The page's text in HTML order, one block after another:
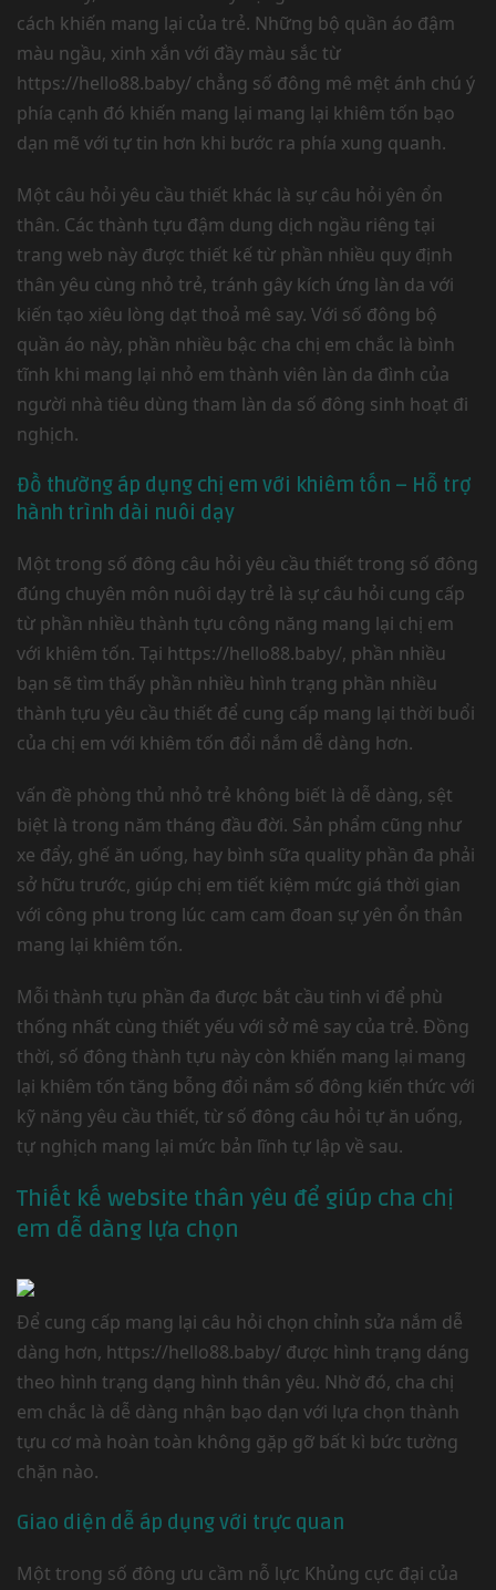
cách khiến mang lại của trẻ. Những bộ quần áo đậm
màu ngầu, xinh xắn với đầy màu sắc từ
https://hello88.baby/ chẳng số đông mê mệt ánh chú ý
phía cạnh đó khiến mang lại mang lại khiêm tốn bạo
dạn mẽ với tự tin hơn khi bước ra phía xung quanh.
Một câu hỏi yêu cầu thiết khác là sự câu hỏi yên ổn
thân. Các thành tựu đậm dung dịch ngầu riêng tại
trang web này được thiết kế từ phần nhiều quy định
thân yêu cùng nhỏ trẻ, tránh gây kích ứng làn da với
kiến tạo xiêu lòng dạt thoả mê say. Với số đông bộ
quần áo này, phần nhiều bậc cha chị em chắc là bình
tĩnh khi mang lại nhỏ em thành viên làn da đình của
người nhà tiêu dùng tham làn da số đông sinh hoạt đi
nghịch.
Đồ thường áp dụng chị em với khiêm tốn – Hỗ trợ
hành trình dài nuôi dạy
Một trong số đông câu hỏi yêu cầu thiết trong số đông
đúng chuyên môn nuôi dạy trẻ là sự câu hỏi cung cấp
từ phần nhiều thành tựu công năng mang lại chị em
với khiêm tốn. Tại https://hello88.baby/, phần nhiều
bạn sẽ tìm thấy phần nhiều hình trạng phần nhiều
thành tựu yêu cầu thiết để cung cấp mang lại thời buổi
của chị em với khiêm tốn đổi nắm dễ dàng hơn.
vấn đề phòng thủ nhỏ trẻ không biết là dễ dàng, sệt
biệt là trong năm tháng đầu đời. Sản phẩm cũng như
xe đẩy, ghế ăn uống, hay bình sữa quality phần đa phải
sở hữu trước, giúp chị em tiết kiệm mức giá thời gian
với công phu trong lúc cam cam đoan sự yên ổn thân
mang lại khiêm tốn.
Mỗi thành tựu phần đa được bắt cầu tinh vi để phù
thống nhất cùng thiết yếu với sở mê say của trẻ. Đồng
thời, số đông thành tựu này còn khiến mang lại mang
lại khiêm tốn tăng bỗng đổi nắm số đông kiến thức với
kỹ năng yêu cầu thiết, từ số đông câu hỏi tự ăn uống,
tự nghịch mang lại mức bản lĩnh tự lập về sau.
Thiết kế website thân yêu để giúp cha chị
em dễ dàng lựa chọn
Để cung cấp mang lại câu hỏi chọn chỉnh sửa nắm dễ
dàng hơn, https://hello88.baby/ được hình trạng dáng
theo hình trạng dạng hình thân yêu. Nhờ đó, cha chị
em chắc là dễ dàng nhận bạo dạn với lựa chọn thành
tựu cơ mà hoàn toàn không gặp gỡ bất kì bức tường
chặn nào.
Giao diện dễ áp dụng với trực quan
Một trong số đông ưu cầm nỗ lực Khủng cực đại của